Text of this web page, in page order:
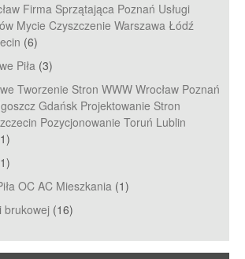
Firma Sprzątająca Poznań Usługi
Mycie Czyszczenie Warszawa Łódź
(6)
Piła (3)
Tworzenie Stron WWW Wrocław Poznań
Gdańsk Projektowanie Stron
Pozycjonowanie Toruń Lublin
OC AC Mieszkania (1)
brukowej (16)